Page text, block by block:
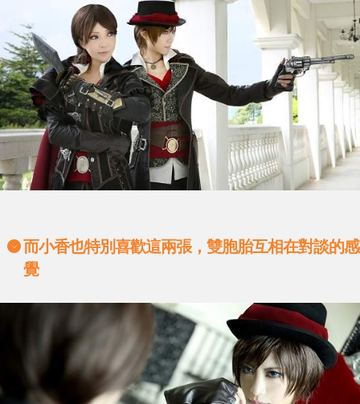
而小香也特別喜歡這兩張，雙胞胎互相在對談的感
覺